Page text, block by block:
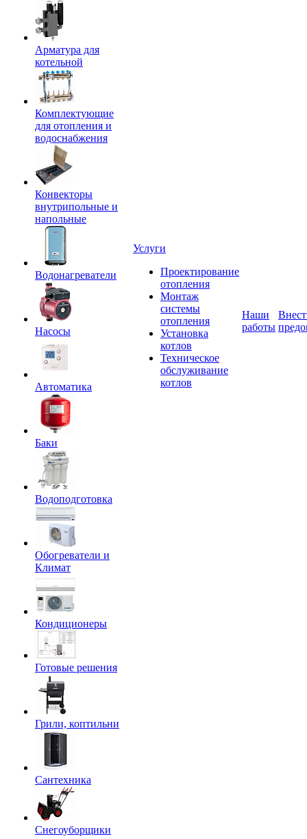
Арматура для
котельной
Комплектующие
для отопления и
водоснабжения
Конвекторы
внутрипольные и
напольные
Водонагреватели
Насосы
Автоматика
Баки
Водоподготовка
Обогреватели и
Климат
Кондиционеры
Готовые решения
Грили, коптильни
Сантехника
Снегоуборщики
Услуги
Проектирование
отопления
Монтаж
системы
отопления
Установка
котлов
Техническое
обслуживание
котлов
Наши
работы